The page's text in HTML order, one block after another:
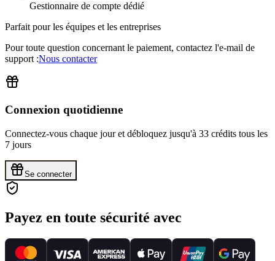
Gestionnaire de compte dédié
Parfait pour les équipes et les entreprises
Pour toute question concernant le paiement, contactez l'e-mail de
support :Nous contacter
Connexion quotidienne
Connectez-vous chaque jour et débloquez jusqu'à 33 crédits tous les
7 jours
Se connecter
Payez en toute sécurité avec